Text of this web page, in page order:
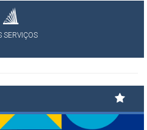
SERVIÇOS